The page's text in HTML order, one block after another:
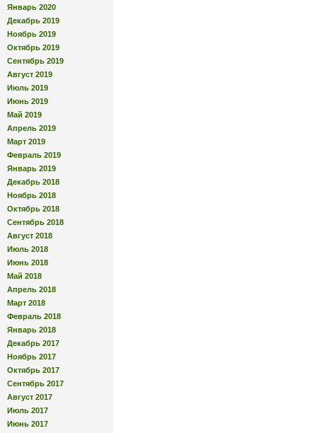
Январь 2020
Декабрь 2019
Ноябрь 2019
Октябрь 2019
Сентябрь 2019
Август 2019
Июль 2019
Июнь 2019
Май 2019
Апрель 2019
Март 2019
Февраль 2019
Январь 2019
Декабрь 2018
Ноябрь 2018
Октябрь 2018
Сентябрь 2018
Август 2018
Июль 2018
Июнь 2018
Май 2018
Апрель 2018
Март 2018
Февраль 2018
Январь 2018
Декабрь 2017
Ноябрь 2017
Октябрь 2017
Сентябрь 2017
Август 2017
Июль 2017
Июнь 2017